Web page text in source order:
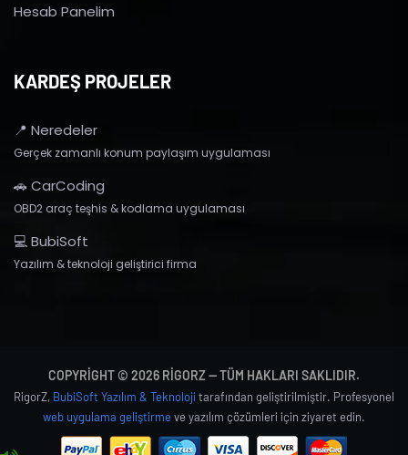
Hesab Panelim
KARDEŞ PROJELER
📍 Neredeler
Gerçek zamanlı konum paylaşım uygulaması
🚗 CarCoding
OBD2 araç teşhis & kodlama uygulaması
💻 BubiSoft
Yazılım & teknoloji geliştirici firma
COPYRIGHT © 2026 RIGORZ — TÜM HAKLARI SAKLIDIR.
RigorZ, BubiSoft Yazılım & Teknoloji tarafından geliştirilmiştir. Profesyonel
web uygulama geliştirmeve yazılım çözümleri için ziyaret edin.